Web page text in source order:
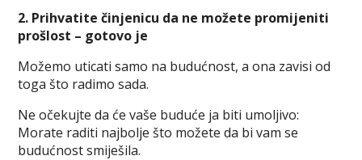
2. Prihvatite činjenicu da ne možete promijeniti
prošlost – gotovo je
Možemo uticati samo na budućnost, a ona zavisi od
toga što radimo sada.
Ne očekujte da će vaše buduće ja biti umoljivo:
Morate raditi najbolje što možete da bi vam se
budućnost smiješila.